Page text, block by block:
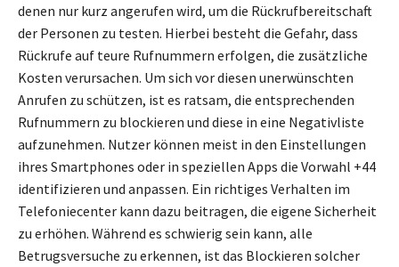
denen nur kurz angerufen wird, um die Rückrufbereitschaft
der Personen zu testen. Hierbei besteht die Gefahr, dass
Rückrufe auf teure Rufnummern erfolgen, die zusätzliche
Kosten verursachen. Um sich vor diesen unerwünschten
Anrufen zu schützen, ist es ratsam, die entsprechenden
Rufnummern zu blockieren und diese in eine Negativliste
aufzunehmen. Nutzer können meist in den Einstellungen
ihres Smartphones oder in speziellen Apps die Vorwahl +44
identifizieren und anpassen. Ein richtiges Verhalten im
Telefoniecenter kann dazu beitragen, die eigene Sicherheit
zu erhöhen. Während es schwierig sein kann, alle
Betrugsversuche zu erkennen, ist das Blockieren solcher